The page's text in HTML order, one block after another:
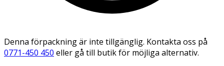
Denna förpackning är inte tillgänglig. Kontakta oss på
0771-450 450 eller gå till butik för möjliga alternativ.